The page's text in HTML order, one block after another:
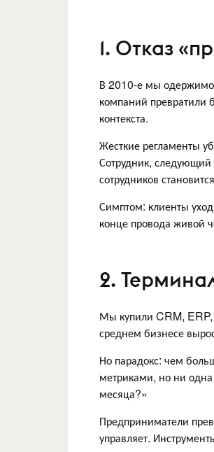
1. Отказ
В 2010-е мы одержимо
компаний превратили
контекста.
Жесткие регламенты
Сотрудник, следующий
сотрудников
Симптом: клиенты
конце провода живой
2.
Мы купили CRM, ERP,
среднем бизнесе
Но парадокс: чем
метриками, но ни одна
месяца?»
Предприниматели
управляет.